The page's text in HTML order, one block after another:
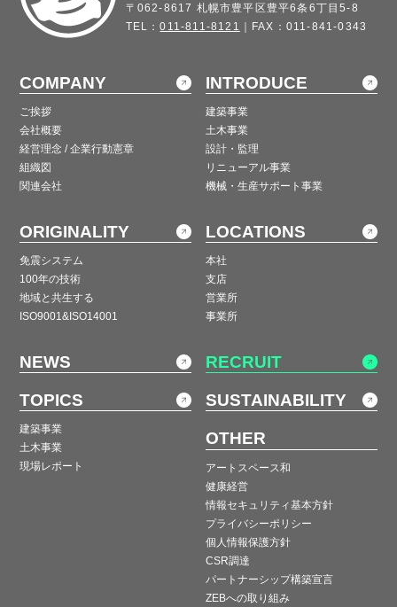
〒062-8617 札幌市豊平区豊平6条6丁目5-8
TEL：011-811-8121 ｜FAX：011-841-0343
COMPANY
ご挨拶
会社概要
経営理念 / 企業行動憲章
組織図
関連会社
INTRODUCE
建築事業
土木事業
設計・監理
リニューアル事業
機械・生産サポート事業
ORIGINALITY
免震システム
100年の技術
地域と共生する
ISO9001&ISO14001
LOCATIONS
本社
支店
営業所
事業所
NEWS
TOPICS
建築事業
土木事業
現場レポート
RECRUIT
SUSTAINABILITY
OTHER
アートスペース和
健康経営
情報セキュリティ基本方針
プライバシーポリシー
個人情報保護方針
CSR調達
パートナーシップ構築宣言
ZEBへの取り組み